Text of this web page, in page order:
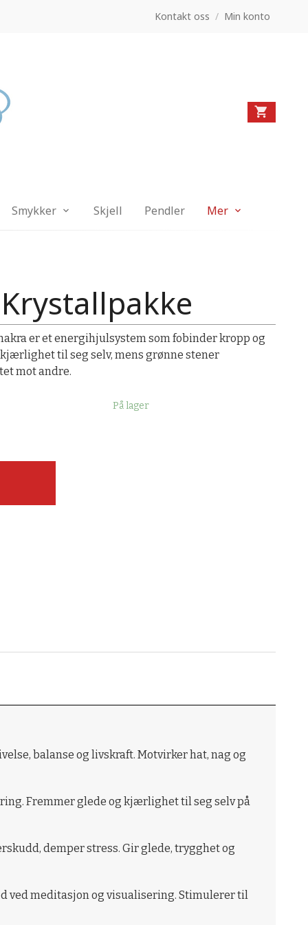
Kontakt oss / Min konto
Smykker Skjell Pendler Mer
er et energihjulsystem som fobinder kropp og
til seg selv, mens grønne stener
mot andre.
På lager
balanse og livskraft. Motvirker hat, nag og
Fremmer glede og kjærlighet til seg selv på
demper stress. Gir glede, trygghet og
ved meditasjon og visualisering. Stimulerer til